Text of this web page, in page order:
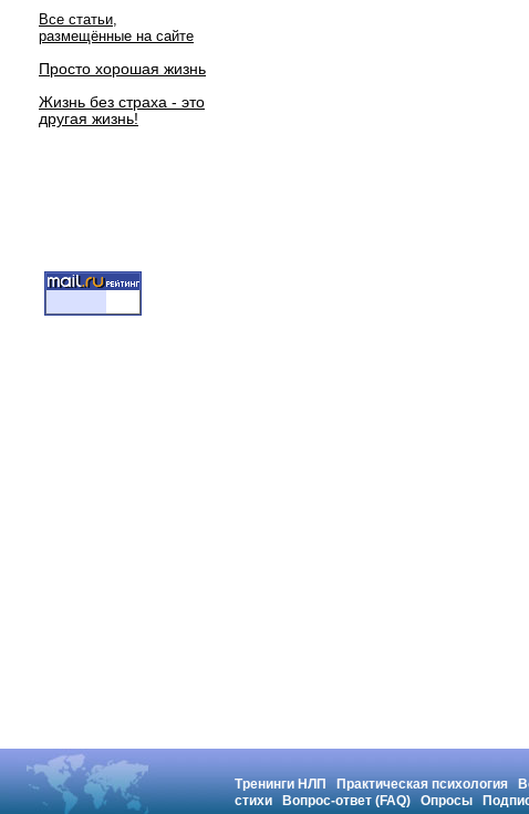
Все статьи,
размещённые на сайте
Просто хорошая жизнь
Жизнь без страха - это
другая жизнь!
Тренинги НЛП Практическая психология
стихи
Вопрос-ответ (FAQ) Опросы